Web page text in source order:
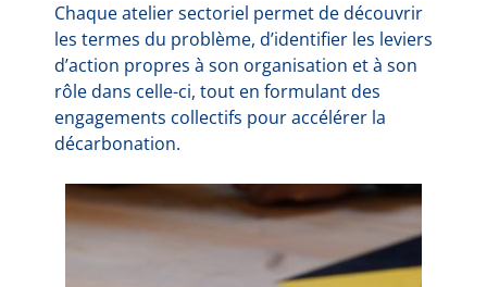
Chaque atelier sectoriel permet de découvrir
les termes du problème, d’identifier les leviers
d’action propres à son organisation et à son
rôle dans celle-ci, tout en formulant des
engagements collectifs pour accélérer la
décarbonation.